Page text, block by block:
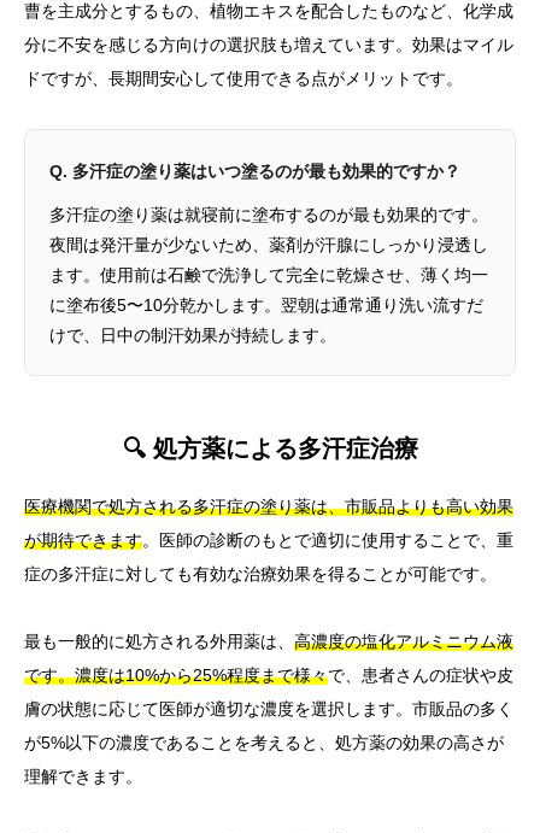
曹を主成分とするもの、植物エキスを配合したものなど、化学成
分に不安を感じる方向けの選択肢も増えています。効果はマイル
ドですが、長期間安心して使用できる点がメリットです。
Q. 多汗症の塗り薬はいつ塗るのが最も効果的ですか？
多汗症の塗り薬は就寝前に塗布するのが最も効果的です。
夜間は発汗量が少ないため、薬剤が汗腺にしっかり浸透し
ます。使用前は石鹸で洗浄して完全に乾燥させ、薄く均一
に塗布後5〜10分乾かします。翌朝は通常通り洗い流すだ
けで、日中の制汗効果が持続します。
🔍 処方薬による多汗症治療
医療機関で処方される多汗症の塗り薬は、市販品よりも高い効果
が期待できます。医師の診断のもとで適切に使用することで、重
症の多汗症に対しても有効な治療効果を得ることが可能です。
最も一般的に処方される外用薬は、 高濃度の塩化アルミニウム液
です。濃度は10%から25%程度まで様々で、患者さんの症状や皮
膚の状態に応じて医師が適切な濃度を選択します。市販品の多く
が5%以下の濃度であることを考えると、処方薬の効果の高さが
理解できます。